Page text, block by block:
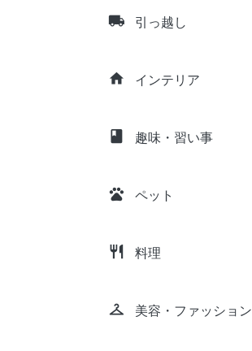
local_shipping 引っ越し
home インテリア
class 趣味・習い事
pets ペット
restaurant 料理
checkroom 美容・ファッション